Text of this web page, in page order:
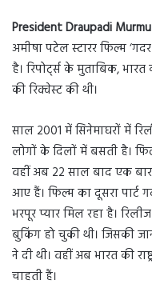
President Draupadi
अमीषा पटेल स्टारर फिल्म
है। रिपोर्ट्स के मुताबिक, भारत
की रिक्वेस्ट की थी।
साल 2001 में सिनेमाघरों में
लोगों के दिलों में बसती है।
वहीं अब 22 साल बाद एक
आए हैं। फिल्म का दूसरा पार्ट
भरपूर प्यार मिल रहा है।
बुकिंग हो चुकी थी। जिसकी
ने दी थी। वहीं अब भारत की
चाहती हैं।